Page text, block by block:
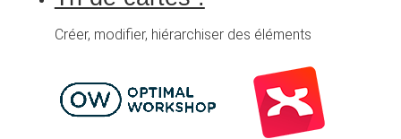
Créer, modifier, hiérarchiser des éléments